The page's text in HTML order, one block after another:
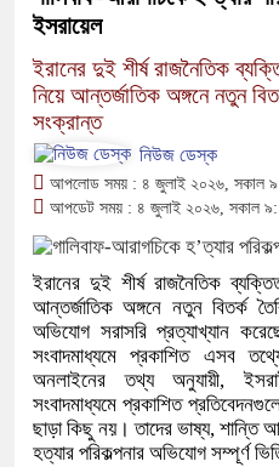
ইসরায়েল
ইরানের দুই শীর্ষ রাজনৈতিক
নিয়ে আন্তর্জাতিক অঙ্গনে নতুন
সংক্রান্ত
নিউজ ডেস্ক
আপলোড সময় : ৪ জুলাই ২০২৬, সকাল
আপডেট সময় : ৪ জুলাই ২০২৬, সকাল
ইরানের দুই শীর্ষ রাজনৈতিক
আন্তর্জাতিক অঙ্গনে নতুন বিতর্ক
অভিযোগ সরাসরি প্রত্যাখ্যান
সংবাদমাধ্যমে প্রকাশিত এসব
অনলাইনের তথ্য অনুযায়ী,
সংবাদমাধ্যমে প্রকাশিত
ছাড়া কিছু নয়। তাদের ভাষ্য, শান্তি
হত্যার পরিকল্পনার অভিযোগ সম্পূর্ণ